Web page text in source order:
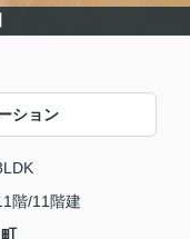
ション
階/11階建